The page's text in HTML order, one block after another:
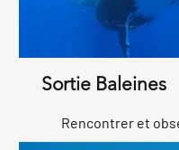
Sortie Baleines
Rencontrer et